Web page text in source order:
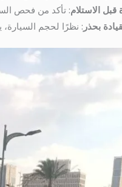
الاستلام: تأكد من فحص
بحذر : نظرًا لحجم